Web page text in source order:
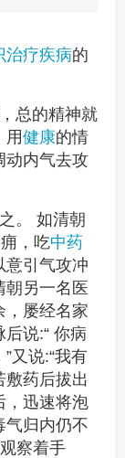
治疗疾病的
总的精神就
用健康的情
动内气去攻
。 如清朝
，吃中药
意引气攻冲
朝另一名医
，屡经名家
说:“ 你病
又说:“我有
敷药后拔出
，迅速将泡
气归内仍不
察着手